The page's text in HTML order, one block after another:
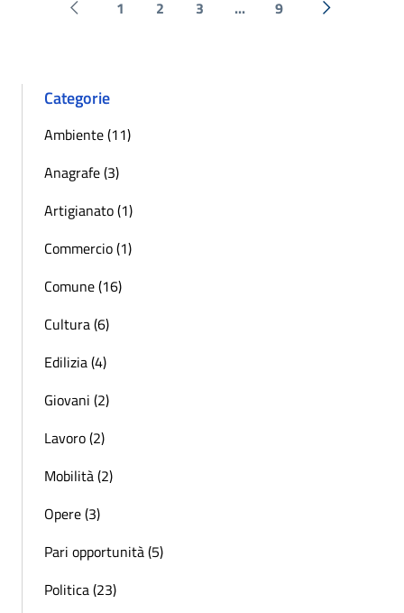
Pagina precedente
1 2 3 ... 9 Successiva
Categorie
Ambiente (11)
Anagrafe (3)
Artigianato (1)
Commercio (1)
Comune (16)
Cultura (6)
Edilizia (4)
Giovani (2)
Lavoro (2)
Mobilità (2)
Opere (3)
Pari opportunità (5)
Politica (23)